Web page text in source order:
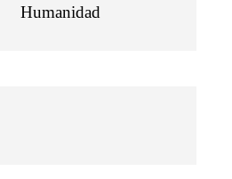
Humanidad